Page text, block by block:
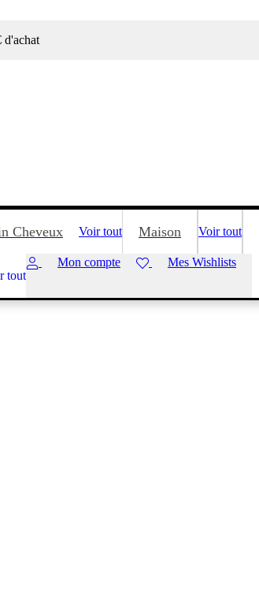
d'achat
Cheveux Voir tout Maison Voir tout
tout
Mon compte Mes Wishlists